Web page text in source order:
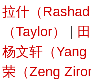
拉什（Rashad
（Taylor）
杨文轩（Yang
荣（Zeng